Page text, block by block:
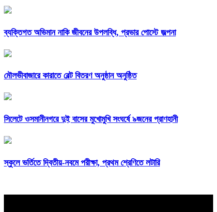
ব্যক্তিগত অভিমান নাকি জীবনের উপলব্ধি, প্রভার পোস্টে জল্পনা
মৌলভীবাজারে কারাতে বেল্ট বিতরণ অনুষ্ঠান অনুষ্ঠিত
সিলেটে ওসমানীনগরে দুই বাসের মুখোমুখি সংঘর্ষে ৯জনের প্রাণহানী
স্কুলে ভর্তিতে দ্বিতীয়-নবমে পরীক্ষা, প্রথম শ্রেণিতে লটারি